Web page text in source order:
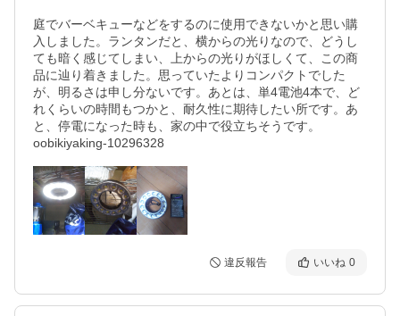
庭でバーベキューなどをするのに使用できないかと思い購
入しました。ランタンだと、横からの光りなので、どうし
ても暗く感じてしまい、上からの光りがほしくて、この商
品に辿り着きました。思っていたよりコンパクトでした
が、明るさは申し分ないです。あとは、単4電池4本で、ど
れくらいの時間もつかと、耐久性に期待したい所です。あ
と、停電になった時も、家の中で役立ちそうです。
oobikiyaking-10296328
違反報告 いいね 0